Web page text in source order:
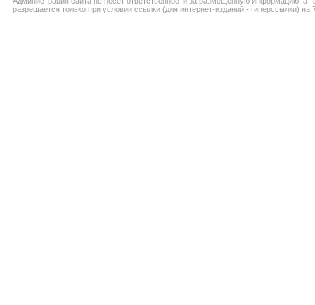
разрешается только при условии ссылки (для интернет-изданий - гиперссылки) на